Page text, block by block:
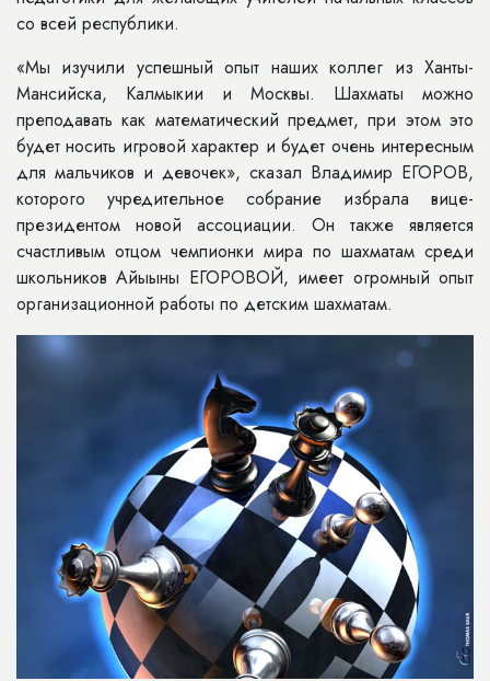
со всей республики.
«Мы изучили успешный опыт наших коллег из Ханты-
Мансийска, Калмыкии и Москвы. Шахматы можно
преподавать как математический предмет, при этом это
будет носить игровой характер и будет очень интересным
для мальчиков и девочек», сказал Владимир ЕГОРОВ,
которого учредительное собрание избрала вице-
президентом новой ассоциации. Он также является
счастливым отцом чемпионки мира по шахматам среди
школьников Айыыны ЕГОРОВОЙ, имеет огромный опыт
организационной работы по детским шахматам.